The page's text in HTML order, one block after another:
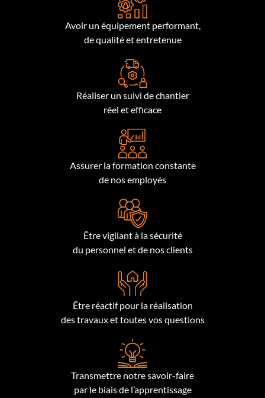
Avoir un équipement performant,
de qualité et entretenue
Réaliser un suivi de chantier
réel et efficace
Assurer la formation constante
de nos employés
Être vigilant à la sécurité
du personnel et de nos clients
Être réactif pour la réalisation
des travaux et toutes vos questions
Transmettre notre savoir-faire
par le biais de l’apprentissage